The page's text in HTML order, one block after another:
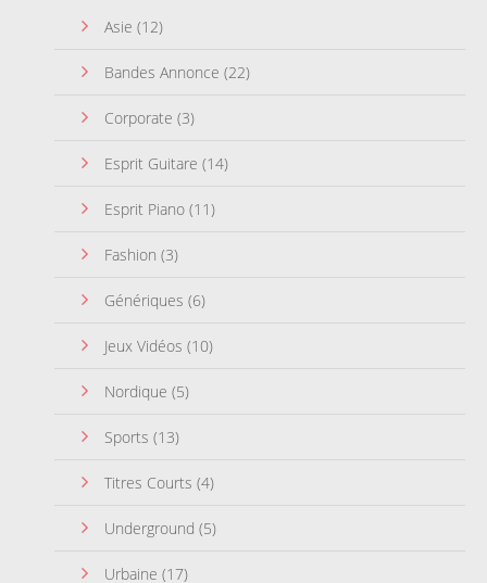
Asie (12)
Bandes Annonce (22)
Corporate (3)
Esprit Guitare (14)
Esprit Piano (11)
Fashion (3)
Génériques (6)
Jeux Vidéos (10)
Nordique (5)
Sports (13)
Titres Courts (4)
Underground (5)
Urbaine (17)